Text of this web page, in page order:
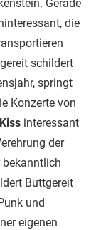
Gerade
die
schildert
springt
Konzerte von
Kiss interessant
der
bekanntlich
Buttgereit
und
eigenen